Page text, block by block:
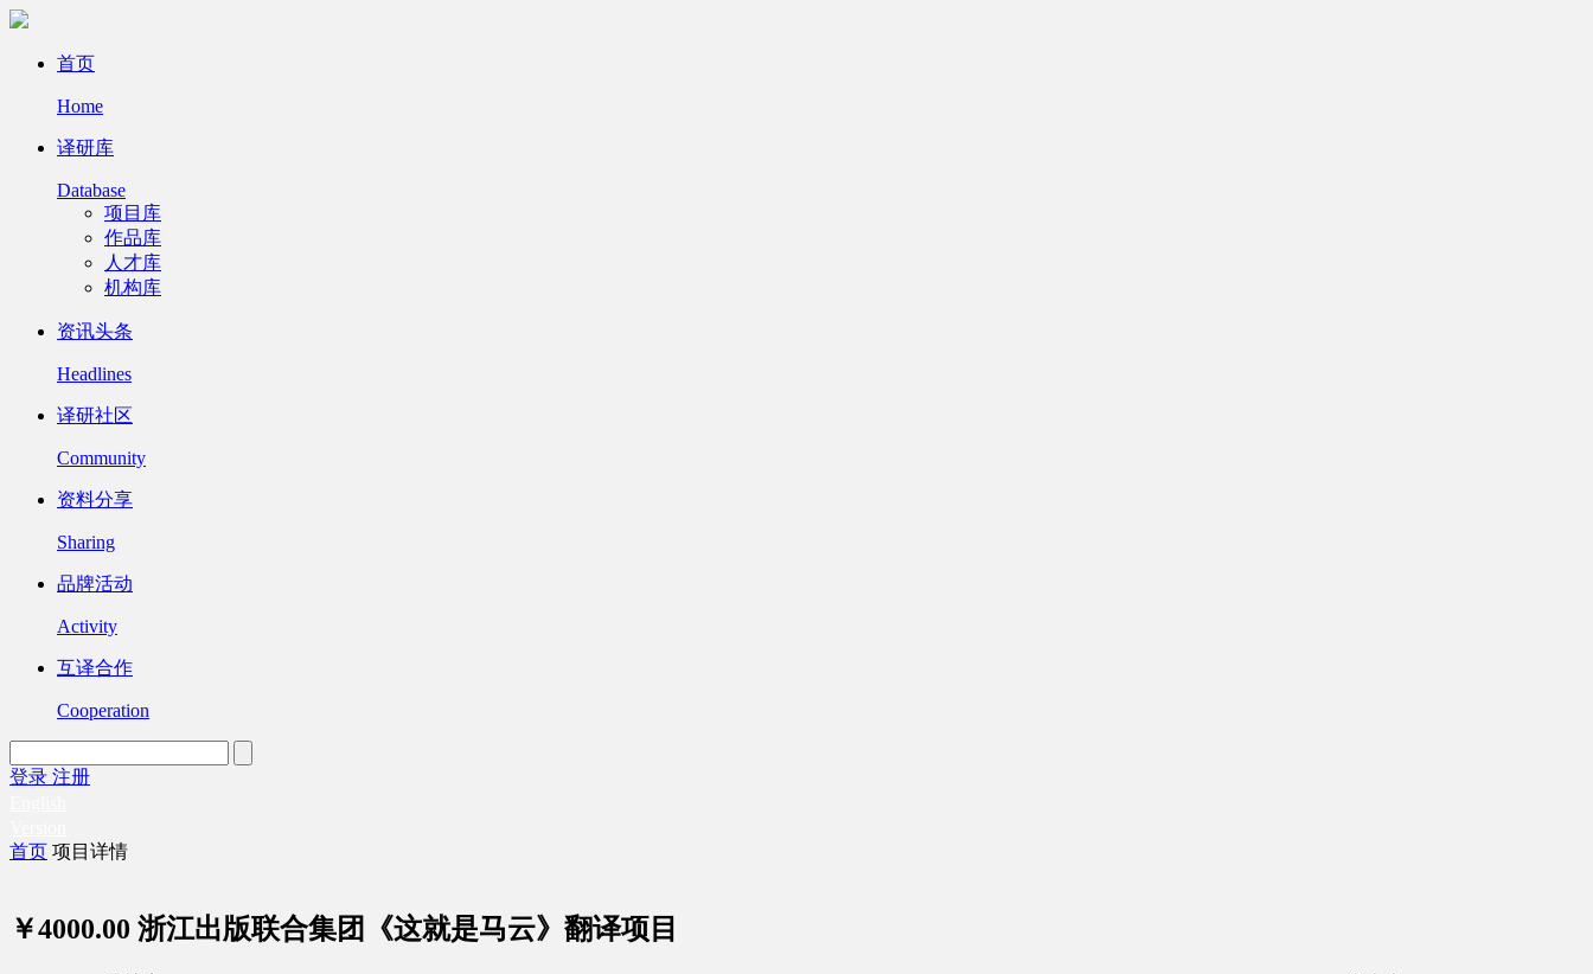
首页
Home
译研库
Database
项目库
作品库
人才库
机构库
资讯头条
Headlines
译研社区
Community
资料分享
Sharing
品牌活动
Activity
互译合作
Cooperation
登录 注册
首页 项目详情
￥4000.00 浙江出版联合集团《这就是马云》翻译项目